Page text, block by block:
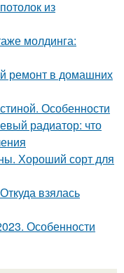
из
молдинга:
ремонт в домашних
Особенности
радиатор: что
Хороший сорт для
взялась
Особенности